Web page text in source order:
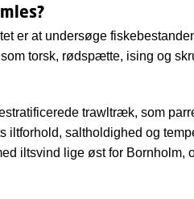
er at undersøge
torsk, rødspætte, ising og
trawltræk, som
iltforhold, saltholdighed og
iltsvind lige øst for Bornholm,